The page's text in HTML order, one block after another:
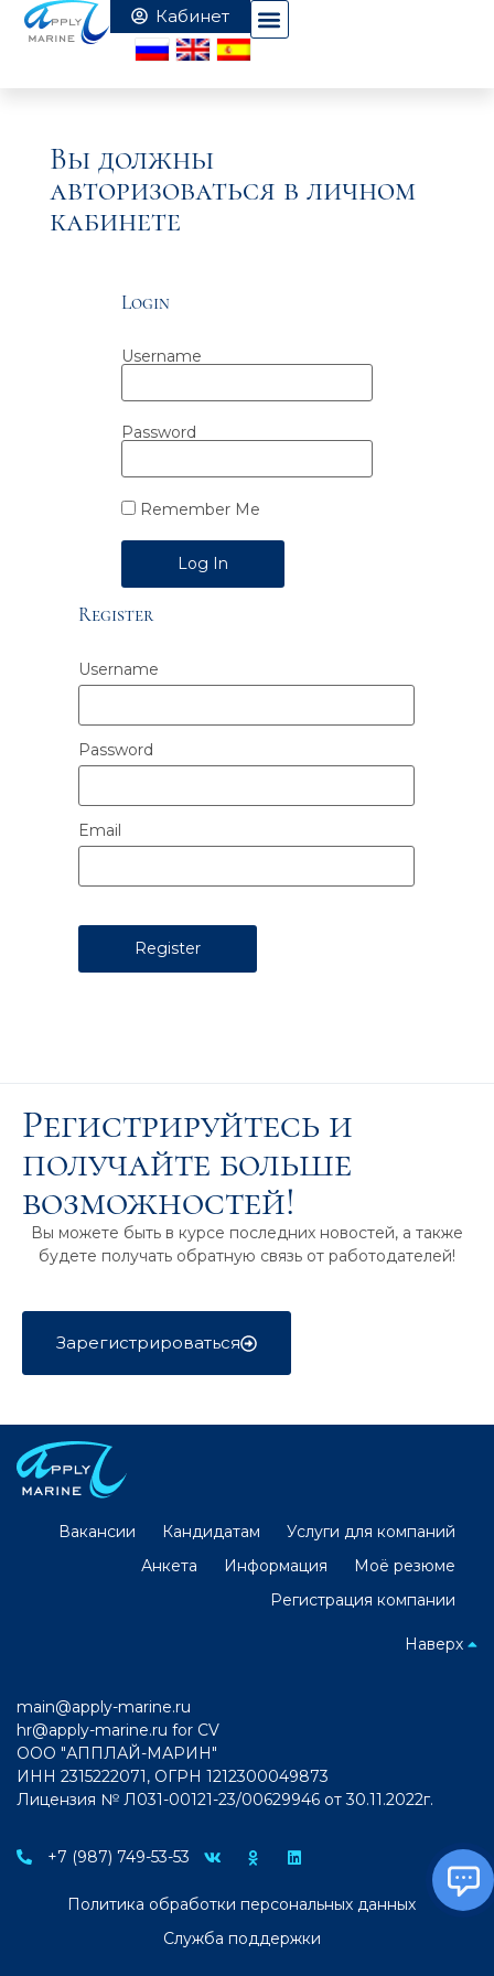
Вы должны
авторизоваться в личном
кабинете
Login
Username
Password
Remember Me
Alternative:
Register
Username
Password
Email
Регистрируйтесь и
получайте больше
возможностей!
Вы можете быть в курсе последних новостей, а также
будете получать обратную связь от работодателей!
Зарегистрироваться
Вакансии Кандидатам
Услуги для компаний
Анкета
Информация
Моё резюме
Регистрация компании
Наверх
main@apply-marine.ru
hr@apply-marine.ru for CV
ООО "АППЛАЙ-МАРИН"
ИНН 2315222071, ОГРН 1212300049873
Лицензия № Л031-00121-23/00629946 от 30.11.2022г.
+7 (987) 749-53-53
Политика обработки персональных данных
Служба поддержки